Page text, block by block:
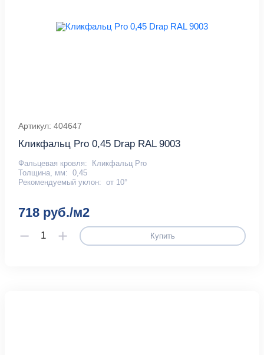
Артикул: 404647
Кликфальц Pro 0,45 Drap RAL 9003
Фальцевая кровля:
Кликфальц Pro
Толщина, мм: 0,45
Рекомендуемый уклон: от 10°
718 руб./м2
Купить